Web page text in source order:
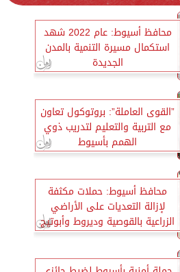
محافظ أسيوط: عام 2022 شهد
استكمال مسيرة التنمية بالمدن
الجديدة
”القوى العاملة”: بروتوكول تعاون
مع التربية والتعليم لتدريب ذوي
الهمم بأسيوط
محافظ أسيوط: حملات مكثفة
لإزالة التعديات على الأراضي
الزراعية بالقوصية وديروط وأبوتيج